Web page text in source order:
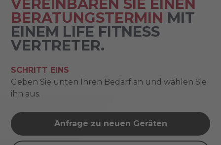
VEREINBAREN SIE EINEN
BERATUNGSTERMIN MIT
EINEM LIFE FITNESS
VERTRETER.
SCHRITT EINS
Geben Sie unten Ihren Bedarf an und wählen Sie
ihn aus.
Anfrage zu neuen Geräten